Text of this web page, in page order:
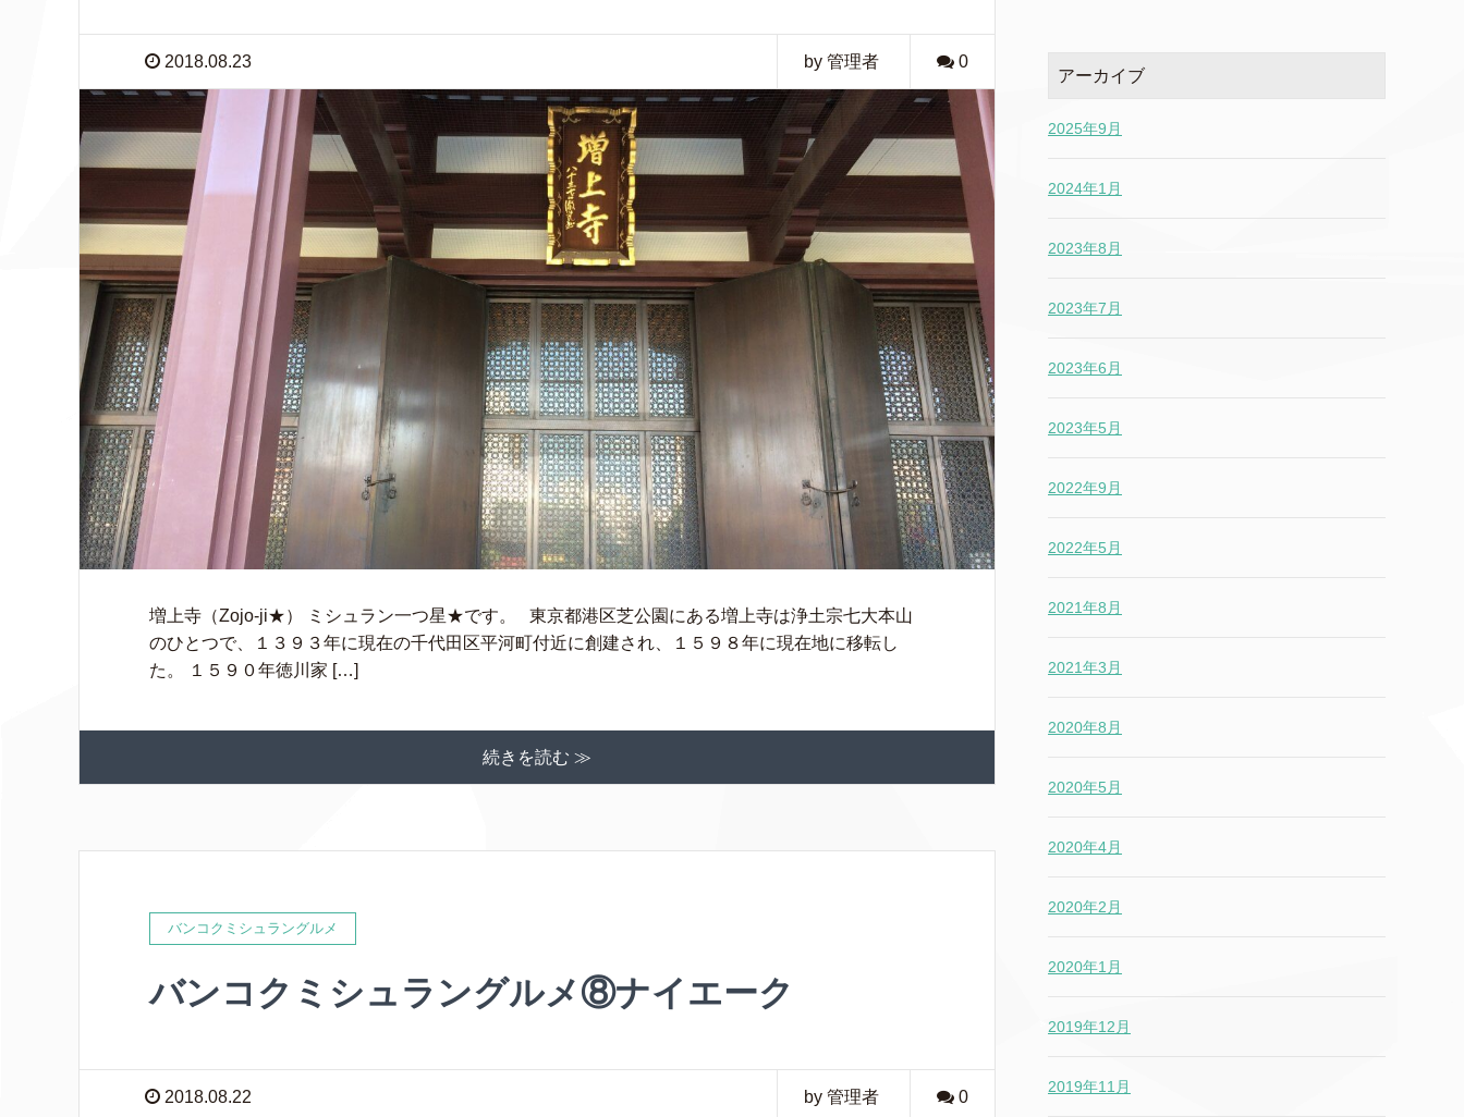
2018.08.23 by 管理者 0
増上寺（Zojo-ji★） ミシュラン一つ星★です。 東京都港区芝公園にある増上寺は浄土宗七大本山
のひとつで、１３９３年に現在の千代田区平河町付近に創建され、１５９８年に現在地に移転し
た。 １５９０年徳川家 […]
続きを読む ≫
バンコクミシュラングルメ
バンコクミシュラングルメ⑧ナイエーク
2018.08.22 by 管理者 0
アーカイブ
2025年9月
2024年1月
2023年8月
2023年7月
2023年6月
2023年5月
2022年9月
2022年5月
2021年8月
2021年3月
2020年8月
2020年5月
2020年4月
2020年2月
2020年1月
2019年12月
2019年11月